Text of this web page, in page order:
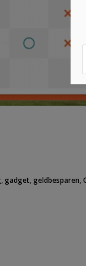
,gadget ,geldbesparen ,